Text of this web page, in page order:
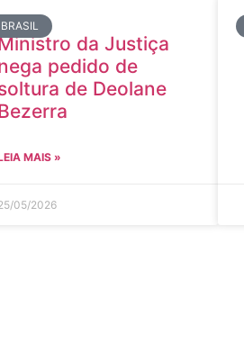
BRASIL
da Justiça
pedido de
de Deolane
MAIS »
05/2026